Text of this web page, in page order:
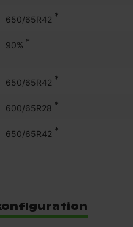
650/65R42 *
90% *
650/65R42 *
600/65R28 *
650/65R42 *